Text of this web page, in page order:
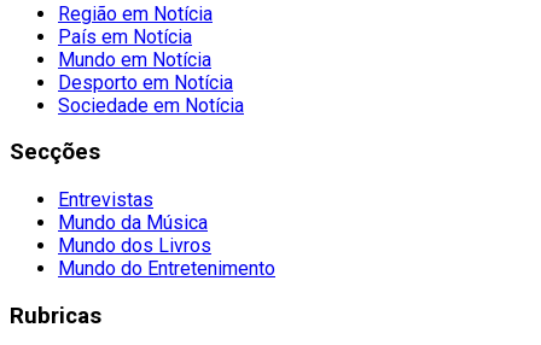
Região em Notícia
País em Notícia
Mundo em Notícia
Desporto em Notícia
Sociedade em Notícia
Secções
Entrevistas
Mundo da Música
Mundo dos Livros
Mundo do Entretenimento
Rubricas